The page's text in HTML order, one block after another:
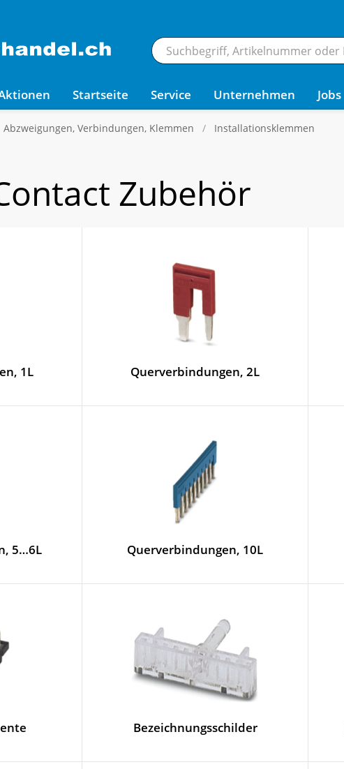
Startseite Service Unternehmen Jobs
Abzweigungen, Verbindungen, Klemmen Installationsklemmen
Zubehör
1L Querverbindungen, 2L
5…6L Querverbindungen, 10L
Bezeichnungsschilder